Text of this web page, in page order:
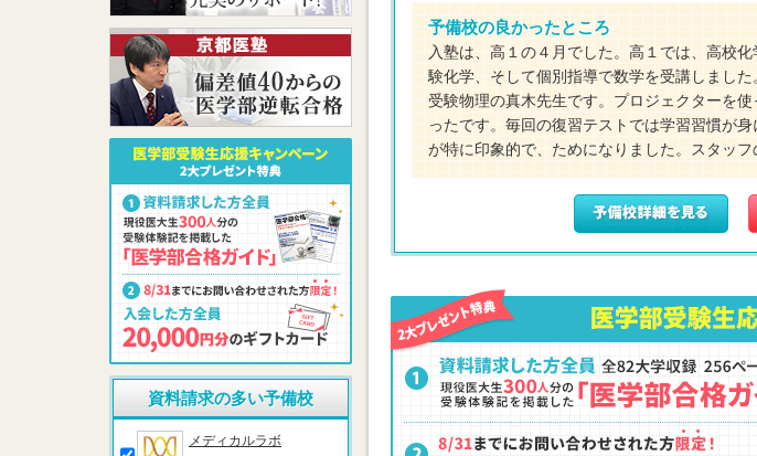
予備校の良かったところ
入塾は、高１の４月でした。高１では、高校
験化学、そして個別指導で数学を受講しまし
受験物理の真木先生です。プロジェクターを
ったです。毎回の復習テストでは学習習慣が
が特に印象的で、ためになりました。スタッ
資料請求の多い予備校
メディカルラボ